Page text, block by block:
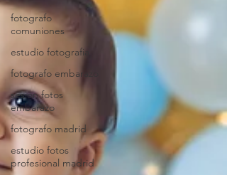
fotografo
comuniones
estudio fotografia
fotografo embarazo
sesion fotos
embarazo
fotografo madrid
estudio fotos
profesional madrid